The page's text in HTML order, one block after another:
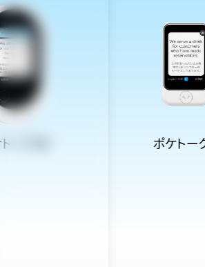
W ポケトーク S